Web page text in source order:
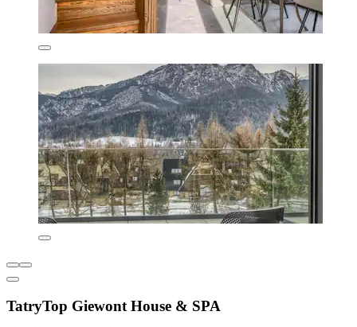
TatryTop Giewont House & SPA